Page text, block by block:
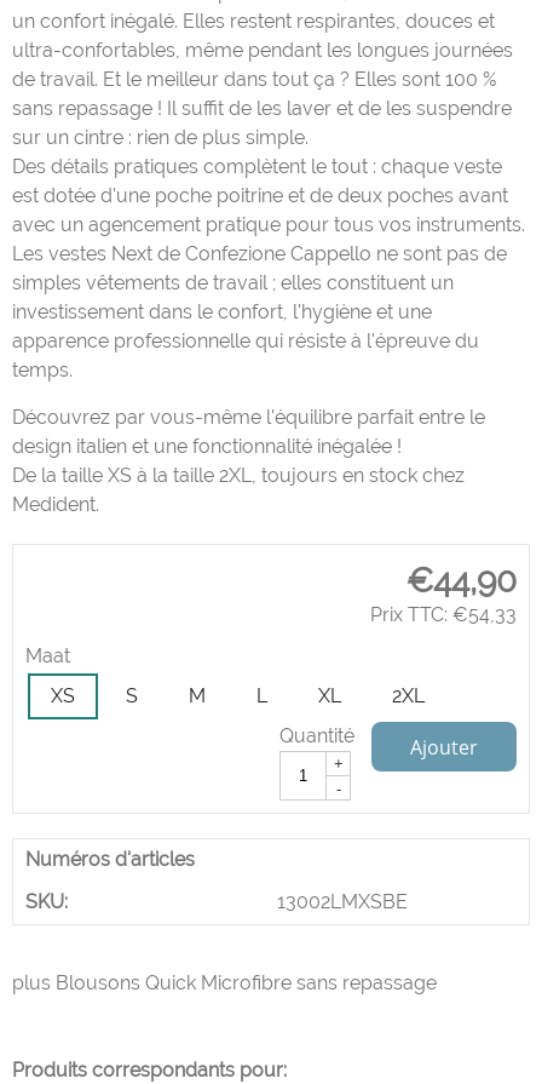
un confort inégalé. Elles restent respirantes, douces et
ultra-confortables, même pendant les longues journées
de travail. Et le meilleur dans tout ça ? Elles sont 100 %
sans repassage ! Il suffit de les laver et de les suspendre
sur un cintre : rien de plus simple.
Des détails pratiques complètent le tout : chaque veste
est dotée d'une poche poitrine et de deux poches avant
avec un agencement pratique pour tous vos instruments.
Les vestes Next de Confezione Cappello ne sont pas de
simples vêtements de travail ; elles constituent un
investissement dans le confort, l'hygiène et une
apparence professionnelle qui résiste à l'épreuve du
temps.
Découvrez par vous-même l'équilibre parfait entre le
design italien et une fonctionnalité inégalée !
De la taille XS à la taille 2XL, toujours en stock chez
Medident.
€44,90
Prix TTC: €54,33
Maat
XS
S M L XL
2XL
Quantité
+
-
Ajouter
Numéros d'articles
SKU:
13002LMXSBE
plus Blousons Quick Microfibre sans repassage
Produits correspondants pour: